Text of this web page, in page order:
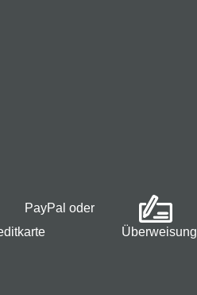
PayPal oder
Überweisung